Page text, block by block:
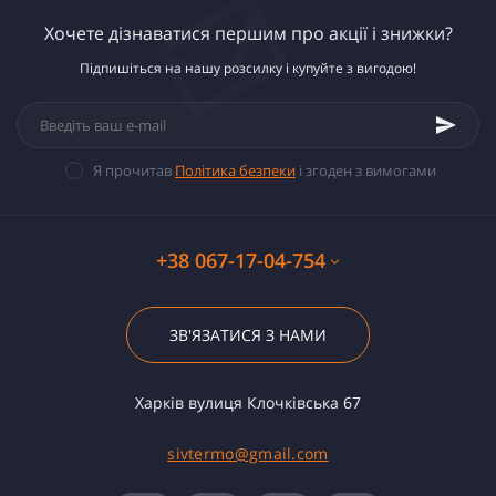
Хочете дізнаватися першим про акції і знижки?
Підпишіться на нашу розсилку і купуйте з вигодою!
Я прочитав Політика безпеки і згоден з вимогами
+38 067-17-04-754
ЗВ'ЯЗАТИСЯ З НАМИ
Харків вулиця Клочківська 67
sivtermo@gmail.com